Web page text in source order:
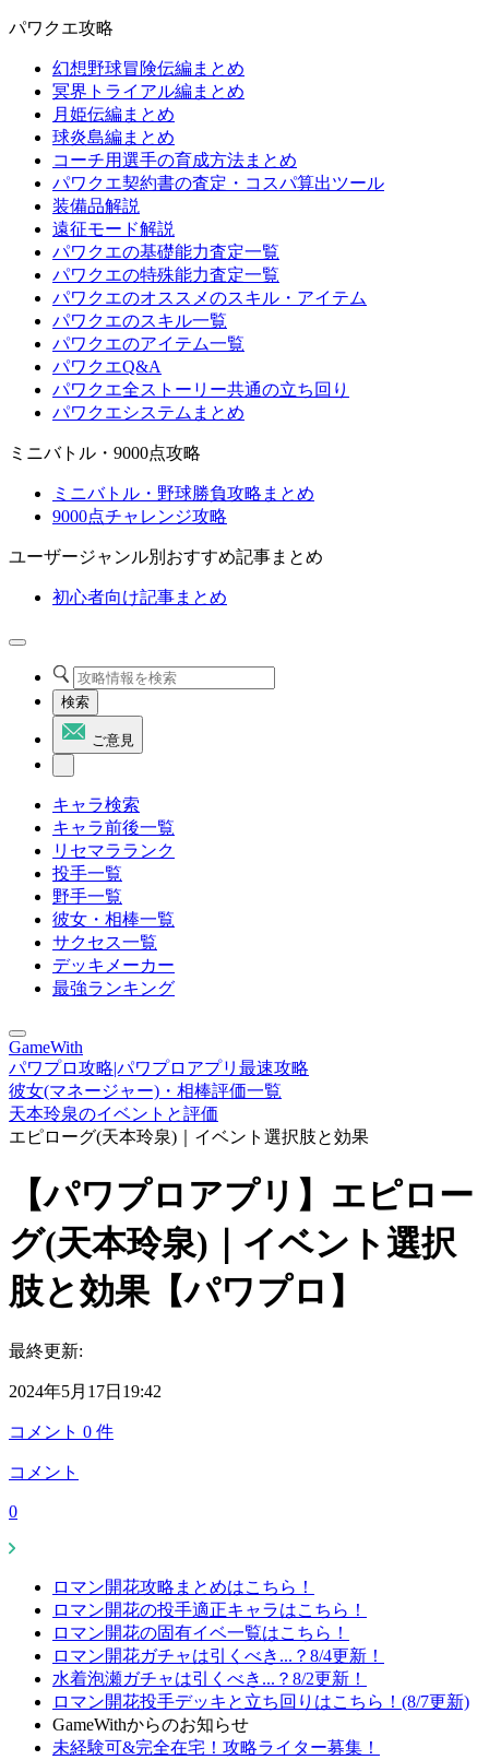
パワクエ攻略
幻想野球冒険伝編まとめ
冥界トライアル編まとめ
月姫伝編まとめ
球炎島編まとめ
コーチ用選手の育成方法まとめ
パワクエ契約書の査定・コスパ算出ツール
装備品解説
遠征モード解説
パワクエの基礎能力査定一覧
パワクエの特殊能力査定一覧
パワクエのオススメのスキル・アイテム
パワクエのスキル一覧
パワクエのアイテム一覧
パワクエQ&A
パワクエ全ストーリー共通の立ち回り
パワクエシステムまとめ
ミニバトル・9000点攻略
ミニバトル・野球勝負攻略まとめ
9000点チャレンジ攻略
ユーザージャンル別おすすめ記事まとめ
初心者向け記事まとめ
検索
ご意見
キャラ検索
キャラ前後一覧
リセマラランク
投手一覧
野手一覧
彼女・相棒一覧
サクセス一覧
デッキメーカー
最強ランキング
GameWith
パワプロ攻略|パワプロアプリ最速攻略
彼女(マネージャー)・相棒評価一覧
天本玲泉のイベントと評価
エピローグ(天本玲泉)｜イベント選択肢と効果
【パワプロアプリ】エピロー
グ(天本玲泉)｜イベント選択
肢と効果【パワプロ】
最終更新:
2024年5月17日19:42
コメント 0 件
コメント
0
ロマン開花攻略まとめはこちら！
ロマン開花の投手適正キャラはこちら！
ロマン開花の固有イベ一覧はこちら！
ロマン開花ガチャは引くべき...？8/4更新！
水着泡瀬ガチャは引くべき...？8/2更新！
ロマン開花投手デッキと立ち回りはこちら！(8/7更新)
GameWithからのお知らせ
未経験可&完全在宅！攻略ライター募集！